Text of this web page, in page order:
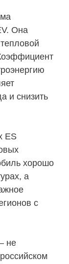
Она
и снизить
ES
хорошо
а
с
не